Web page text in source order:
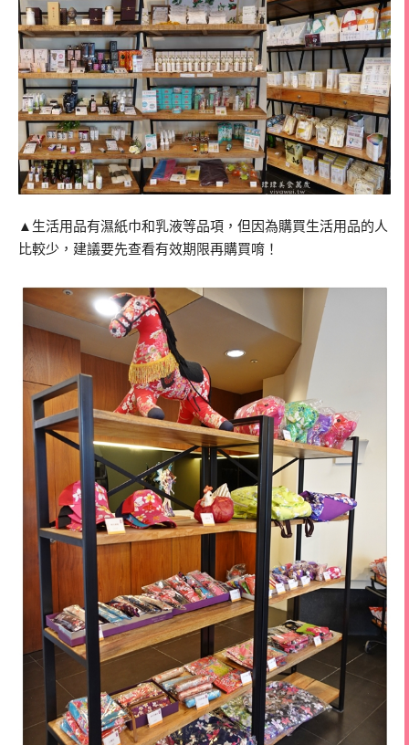
▲生活用品有濕紙巾和乳液等品項，但因為購買生活用品的人
比較少，建議要先查看有效期限再購買唷！